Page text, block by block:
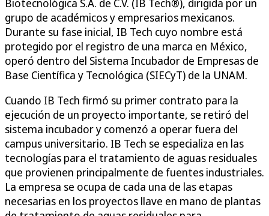
Biotecnológica S.A. de C.V. (IB Tech®), dirigida por un
grupo de académicos y empresarios mexicanos.
Durante su fase inicial, IB Tech cuyo nombre está
protegido por el registro de una marca en México,
operó dentro del Sistema Incubador de Empresas de
Base Científica y Tecnológica (SIECyT) de la UNAM.
Cuando IB Tech firmó su primer contrato para la
ejecución de un proyecto importante, se retiró del
sistema incubador y comenzó a operar fuera del
campus universitario. IB Tech se especializa en las
tecnologías para el tratamiento de aguas residuales
que provienen principalmente de fuentes industriales.
La empresa se ocupa de cada una de las etapas
necesarias en los proyectos llave en mano de plantas